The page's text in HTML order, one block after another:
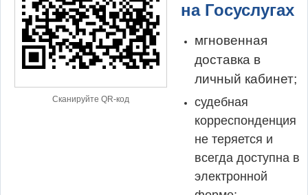
Сканируйте QR-код
на Госуслугах
мгновенная
доставка в
личный кабинет;
судебная
корреспонденция
не теряется и
всегда доступна в
электронной